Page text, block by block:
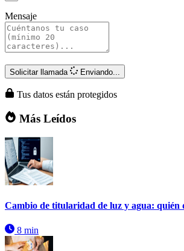
Mensaje
Solicitar llamada Enviando...
Tus datos están protegidos
Más Leídos
Cambio de titularidad de luz y agua: quién
8 min